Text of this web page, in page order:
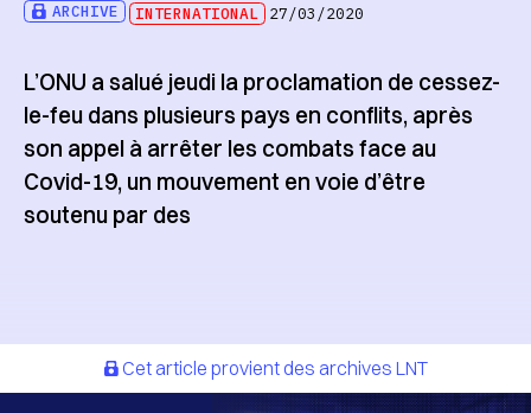
ARCHIVE INTERNATIONAL 27/03/2020
L’ONU a salué jeudi la proclamation de cessez-
le-feu dans plusieurs pays en conflits, après
son appel à arrêter les combats face au
Covid-19, un mouvement en voie d’être
soutenu par des
Cet article provient des archives LNT